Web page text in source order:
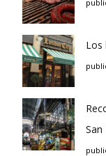
Los
San